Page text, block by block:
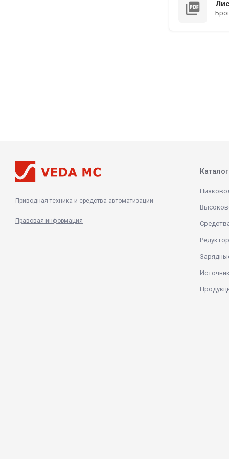
picture_as_pdf
Приводная техника и средства автоматизации
Правовая информация